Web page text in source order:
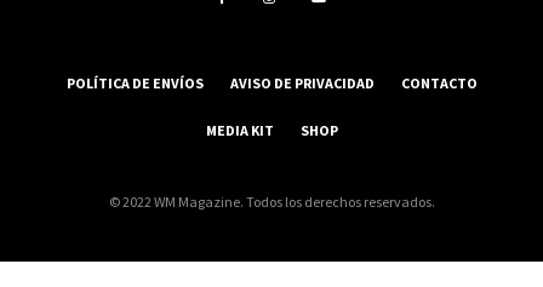
POLÍTICA DE ENVÍOS AVISO DE PRIVACIDAD CONTACTO
MEDIA KIT SHOP
© 2022 WM Magazine. Todos los derechos reservados.